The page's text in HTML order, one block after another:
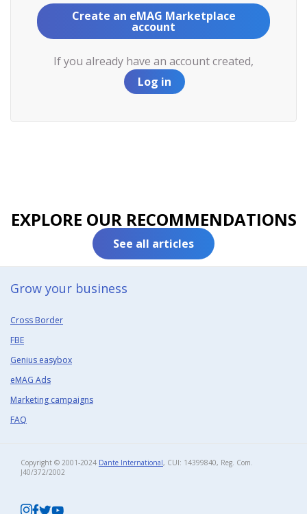
Create an eMAG Marketplace
account
If you already have an account created,
Log in
EXPLORE OUR RECOMMENDATIONS
See all articles
Grow your business​
Cross Border
FBE
Genius easybox
eMAG Ads
Marketing campaigns
FAQ
Copyright © 2001-2024 Dante International, CUI: 14399840, Reg. Com.
J40/372/2002​